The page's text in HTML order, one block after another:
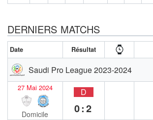
DERNIERS MATCHS
Date Résultat
Saudi Pro League 2023-2024
27 Mai 2024
Domicile
D
0:2